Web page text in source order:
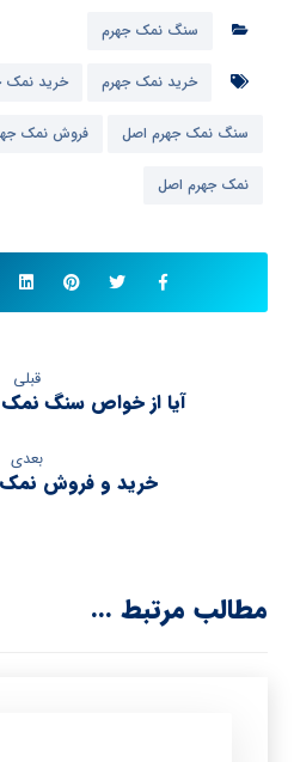
سنگ نمک جهرم
خرید نمک جهرم خرید نمک
سنگ نمک جهرم اصل فروش نمک
نمک جهرم اصل
قبلی
آیا از خواص سنگ نمک
بعدی
خرید و فروش
مطالب مرتبط ...